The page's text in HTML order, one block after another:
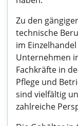
Zu den
technische
im
Unternehmen
Fachkräfte in
Pflege und
sind vielfältig
zahlreiche